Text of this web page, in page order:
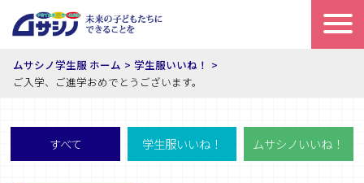
ムサシノ学生服 ホーム
学生服いいね！
ご入学、ご進学おめでとうございます。
すべて 学生服いいね！ ムサシノいいね！